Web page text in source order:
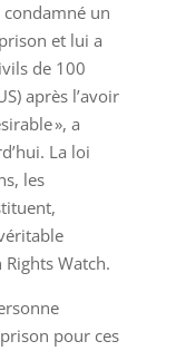
un
et lui a
de 100
après l’avoir
», a
La loi
les
Watch.
pour ces